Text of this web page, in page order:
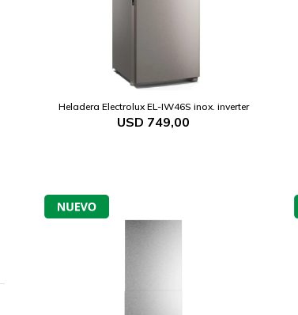
Heladera Electrolux EL-IW46S inox. inverter
USD 749,00